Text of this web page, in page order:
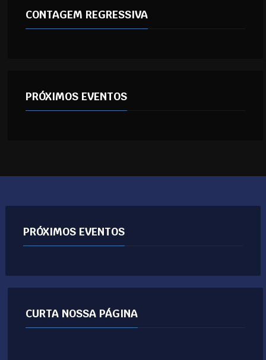
CONTAGEM REGRESSIVA
PRÓXIMOS EVENTOS
PRÓXIMOS EVENTOS
CURTA NOSSA PÁGINA